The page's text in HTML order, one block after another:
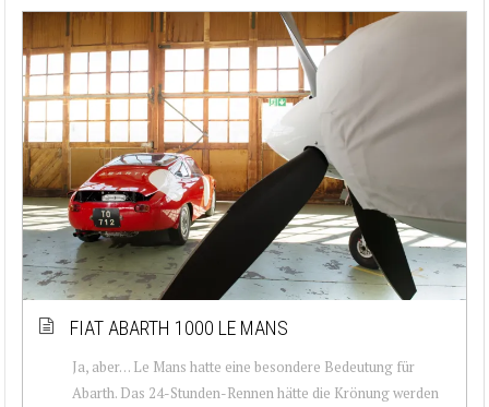
FIAT ABARTH 1000 LE MANS
Ja, aber… Le Mans hatte eine besondere Bedeutung für
Abarth. Das 24-Stunden-Rennen hätte die Krönung werden